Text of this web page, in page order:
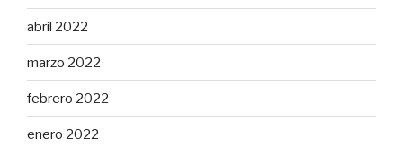
abril 2022
marzo 2022
febrero 2022
enero 2022